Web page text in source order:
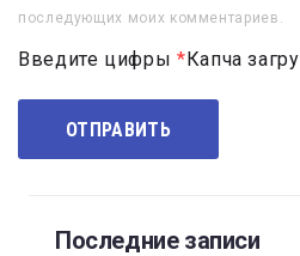
последующих моих комментариев.
Введите цифры *Капча
Последние записи